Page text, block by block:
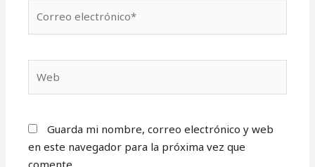
electrónico*
Guarda mi nombre, correo electrónico y web
en este navegador para la próxima vez que
comente.